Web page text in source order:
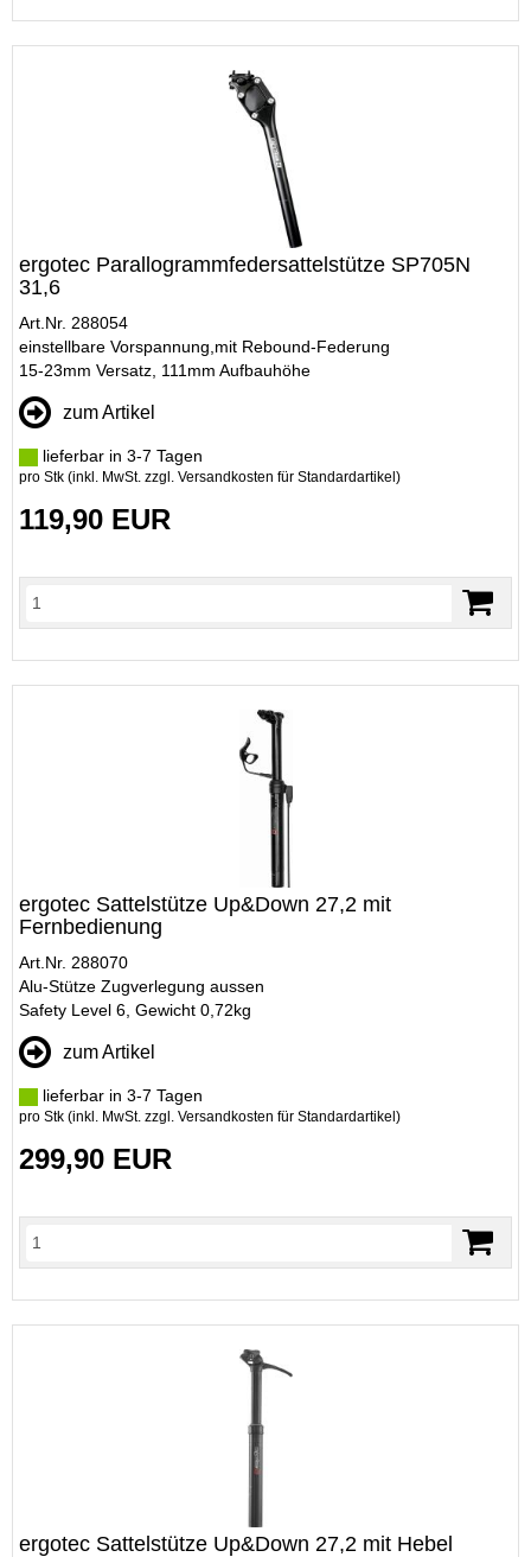
ergotec Parallogrammfedersattelstütze SP705N
31,6
Art.Nr. 288054
einstellbare Vorspannung,mit Rebound-Federung
15-23mm Versatz, 111mm Aufbauhöhe
zum Artikel
lieferbar in 3-7 Tagen
pro Stk (inkl. MwSt. zzgl. Versandkosten für Standardartikel )
119,90 EUR
ergotec Sattelstütze Up&Down 27,2 mit
Fernbedienung
Art.Nr. 288070
Alu-Stütze Zugverlegung aussen
Safety Level 6, Gewicht 0,72kg
zum Artikel
lieferbar in 3-7 Tagen
pro Stk (inkl. MwSt. zzgl. Versandkosten für Standardartikel )
299,90 EUR
ergotec Sattelstütze Up&Down 27,2 mit Hebel